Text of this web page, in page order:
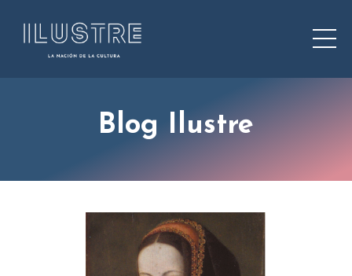
Blog Ilustre